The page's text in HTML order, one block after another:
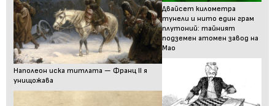
Наполеон иска титлата — Франц II я
унищожава
Двайсет километра
тунели и нито един грам
плутоний: тайният
подземен атомен завод на
Мао